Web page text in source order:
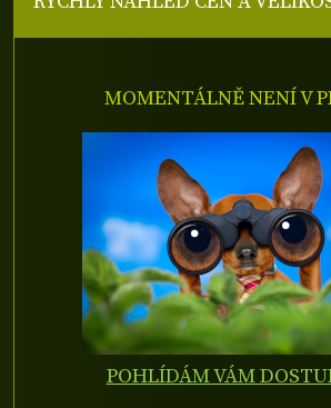
MOMENTÁLNĚ NENÍ V
POHLÍDÁM VÁM